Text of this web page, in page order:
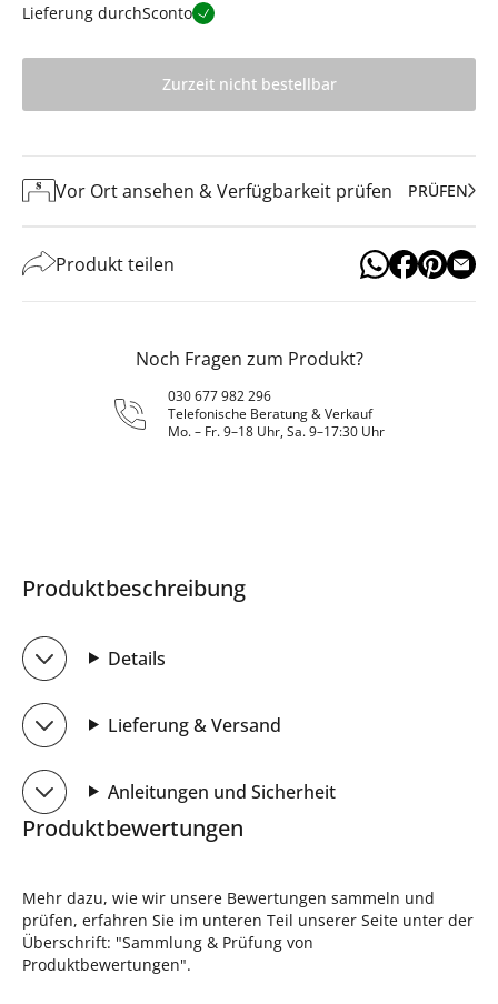
Lieferung durchSconto
Zurzeit nicht bestellbar
Vor Ort ansehen & Verfügbarkeit prüfen PRÜFEN
Produkt teilen
Noch Fragen zum Produkt?
030 677 982 296
Telefonische Beratung & Verkauf
Mo. – Fr. 9–18 Uhr, Sa. 9–17:30 Uhr
Produktbeschreibung
Details
Lieferung & Versand
Anleitungen und Sicherheit
Produktbewertungen
Mehr dazu, wie wir unsere Bewertungen sammeln und
prüfen, erfahren Sie im unteren Teil unserer Seite unter der
Überschrift: "Sammlung & Prüfung von
Produktbewertungen".